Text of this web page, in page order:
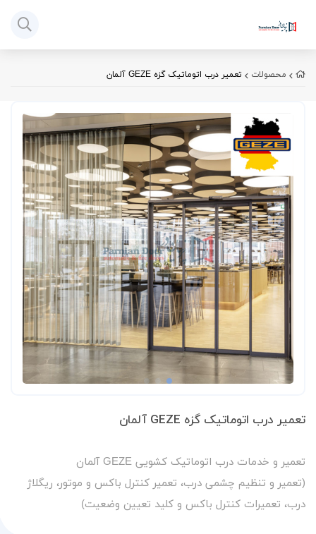
محصولات تعمیر درب اتوماتیک گزه GEZE آلمان
تعمیر درب اتوماتیک گزه GEZE آلمان
تعمیر و خدمات درب اتوماتیک کشویی GEZE آلمان
(تعمیر و تنظیم چشمی درب، تعمیر کنترل باکس و موتور، ریگلاژ
درب، تعمیرات کنترل باکس و کلید تعیین وضعیت)